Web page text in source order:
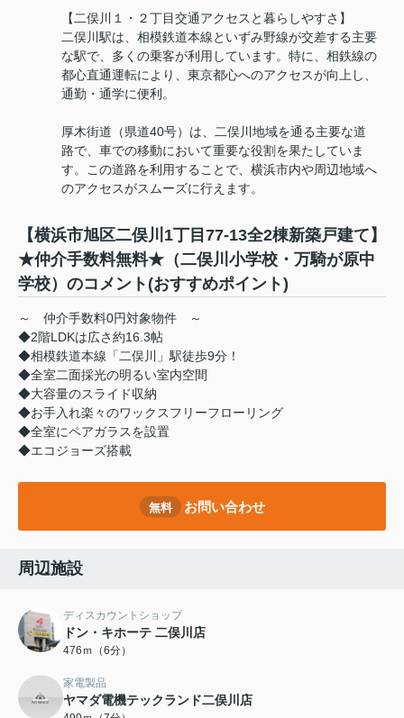
【二俣川１・２丁目交通アクセスと暮らしやすさ】
二俣川駅は、相模鉄道本線といずみ野線が交差する主要
な駅で、多くの乗客が利用しています。特に、相鉄線の
都心直通運転により、東京都心へのアクセスが向上し、
通勤・通学に便利。
厚木街道（県道40号）は、二俣川地域を通る主要な道
路で、車での移動において重要な役割を果たしていま
す。この道路を利用することで、横浜市内や周辺地域へ
のアクセスがスムーズに行えます。
【横浜市旭区二俣川1丁目77-13全2棟新築戸建て】
★仲介手数料無料★（二俣川小学校・万騎が原中
学校）のコメント(おすすめポイント)
～ 仲介手数料0円対象物件 ～
◆2階LDKは広さ約16.3帖
◆相模鉄道本線「二俣川」駅徒歩9分！
◆全室二面採光の明るい室内空間
◆大容量のスライド収納
◆お手入れ楽々のワックスフリーフローリング
◆全室にペアガラスを設置
◆エコジョーズ搭載
無料 お問い合わせ
周辺施設
ディスカウントショップ
ドン・キホーテ 二俣川店
476ｍ（6分）
家電製品
ヤマダ電機テックランド二俣川店